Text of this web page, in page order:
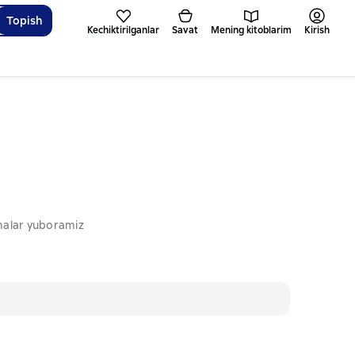
Topish
Kechiktirilganlar Savat Mening kitoblarim Kirish
yuboramiz